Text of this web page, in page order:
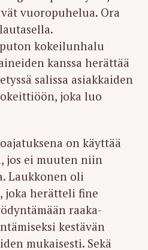
vuoropuhelua. Ora
kokeilunhalu
kanssa herättää
salissa asiakkaiden
joka luo
on käyttää
jos ei muuten niin
Laukkonen oli
joka herätteli fine
raaka-
kestävän
mukaisesti. Sekä